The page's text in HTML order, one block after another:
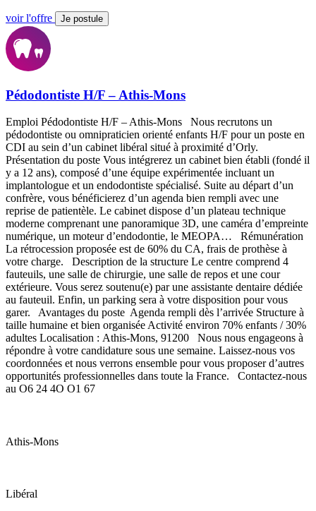
voir l'offre Je postule
Pédodontiste H/F – Athis-Mons
Emploi Pédodontiste H/F – Athis-Mons Nous recrutons un
pédodontiste ou omnipraticien orienté enfants H/F pour un poste en
CDI au sein d’un cabinet libéral situé à proximité d’Orly.
Présentation du poste Vous intégrerez un cabinet bien établi (fondé il
y a 12 ans), composé d’une équipe expérimentée incluant un
implantologue et un endodontiste spécialisé. Suite au départ d’un
confrère, vous bénéficierez d’un agenda bien rempli avec une
reprise de patientèle. Le cabinet dispose d’un plateau technique
moderne comprenant une panoramique 3D, une caméra d’empreinte
numérique, un moteur d’endodontie, le MEOPA… Rémunération
La rétrocession proposée est de 60% du CA, frais de prothèse à
votre charge. Description de la structure Le centre comprend 4
fauteuils, une salle de chirurgie, une salle de repos et une cour
extérieure. Vous serez soutenu(e) par une assistante dentaire dédiée
au fauteuil. Enfin, un parking sera à votre disposition pour vous
garer. Avantages du poste Agenda rempli dès l’arrivée Structure à
taille humaine et bien organisée Activité environ 70% enfants / 30%
adultes Localisation : Athis-Mons, 91200 Nous nous engageons à
répondre à votre candidature sous une semaine. Laissez-nous vos
coordonnées et nous verrons ensemble pour vous proposer d’autres
opportunités professionnelles dans toute la France. Contactez-nous
au O6 24 4O O1 67
Athis-Mons
Libéral